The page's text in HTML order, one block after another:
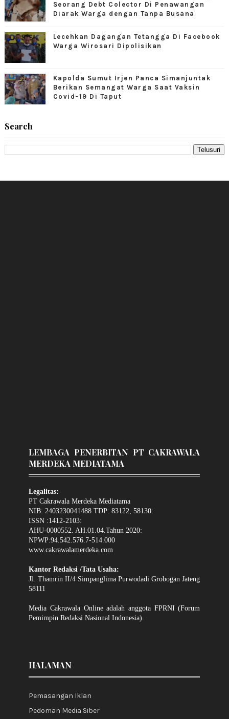
Seorang Debt Colector Di Penawangan
Diarak Warga dengan Tanpa Busana
Lecehkan Dagangan Tetangga Di Facebook
Warga Wirosari Dipolisikan
Kapolda Sumut Irjen Panca Simanjuntak
Berikan Semangat Warga Saat Vaksin
Covid-19 Di Taput
Search
LEMBAGA PENERBITAN PT CAKRAWALA
MERDEKA MEDIATAMA
Legalitas:
PT Cakrawala Merdeka Mediatama
NIB: 2403230041488 TDP: 83122, 58130:
ISSN :1412-2103:
AHU-0000552. AH.01.04.Tahun 2020:
NPWP:94.542.576.7-514.000
www.cakrawalamerdeka.com
Kantor Redaksi /Tata Usaha:
Jl. Thamrin II/4 Simpanglima Purwodadi Grobogan Jateng
58111
Media Cakrawala Online adalah anggota FPRNI (Forum
Pemimpin Redaksi Nasional Indonesia).
HALAMAN
Pemasangan Iklan
Pedoman Media Siber